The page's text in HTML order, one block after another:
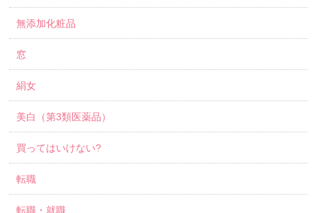
無添加化粧品
窓
絹女
美白（第3類医薬品）
買ってはいけない?
転職
転職・就職